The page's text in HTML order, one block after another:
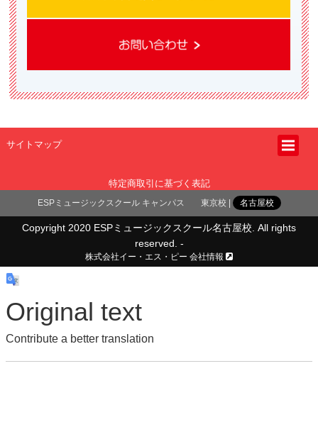
サイトマップ
特定商取引に基づく表記
ESPミュージックスクール キャンパス 東京校 名古屋校
Copyright 2020 ESPミュージックスクール名古屋校. All rights
reserved. -
株式会社イー・エス・ピー 会社情報
Original text
Contribute a better translation